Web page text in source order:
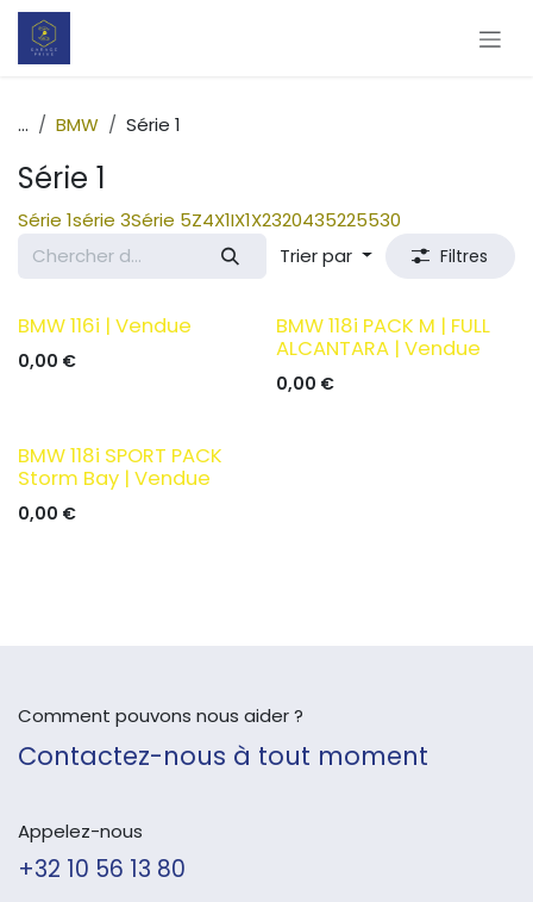
Se rendre au contenu
... BMW Série 1
Série 1
Série 1série 3Série 5Z4X1IX1X2320435225530
Trier par
Filtres
BMW 116i | Vendue
0,00 € UNIQUE
BMW 118i PACK M | FULL
ALCANTARA | Vendue
0,00 €
UNIQUE
BMW 118i SPORT PACK
Storm Bay | Vendue
0,00 €
Comment pouvons nous aider ?
Contactez-nous à tout moment
Appelez-nous
+32 10 56 13 80